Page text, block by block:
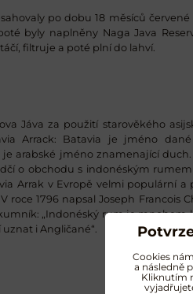
po dobu 18 měsíců červené
byly naplněny Naga Java
filtruje a poté plní do lahví.
Jáva za použití starověkého
Arrack: Batavia je jméno
je arabské jméno znamenající
o obchodu s indonéským
Arrak v Evropě velmi populární a
1796 napsal Joseph Francois
„Indonéský rum je mnohem
i Angličané“.
Cookies
a následně
Kliknutím